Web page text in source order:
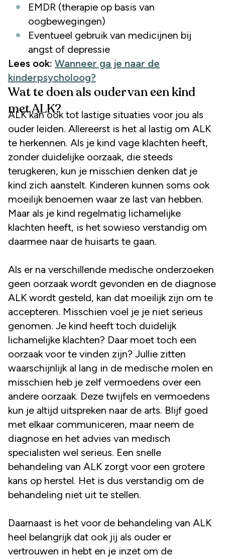
EMDR (therapie op basis van
oogbewegingen)
Eventueel gebruik van medicijnen bij
angst of depressie
Lees ook: Wanneer ga je naar de
kinderpsycholoog?
Wat te doen als ouder van een kind
met ALK?
ALK kan ook tot lastige situaties voor jou als
ouder leiden. Allereerst is het al lastig om ALK
te herkennen. Als je kind vage klachten heeft,
zonder duidelijke oorzaak, die steeds
terugkeren, kun je misschien denken dat je
kind zich aanstelt. Kinderen kunnen soms ook
moeilijk benoemen waar ze last van hebben.
Maar als je kind regelmatig lichamelijke
klachten heeft, is het sowieso verstandig om
daarmee naar de huisarts te gaan.
Als er na verschillende medische onderzoeken
geen oorzaak wordt gevonden en de diagnose
ALK wordt gesteld, kan dat moeilijk zijn om te
accepteren. Misschien voel je je niet serieus
genomen. Je kind heeft toch duidelijk
lichamelijke klachten? Daar moet toch een
oorzaak voor te vinden zijn? Jullie zitten
waarschijnlijk al lang in de medische molen en
misschien heb je zelf vermoedens over een
andere oorzaak. Deze twijfels en vermoedens
kun je altijd uitspreken naar de arts. Blijf goed
met elkaar communiceren, maar neem de
diagnose en het advies van medisch
specialisten wel serieus. Een snelle
behandeling van ALK zorgt voor een grotere
kans op herstel. Het is dus verstandig om de
behandeling niet uit te stellen.
Daarnaast is het voor de behandeling van ALK
heel belangrijk dat ook jij als ouder er
vertrouwen in hebt en je inzet om de